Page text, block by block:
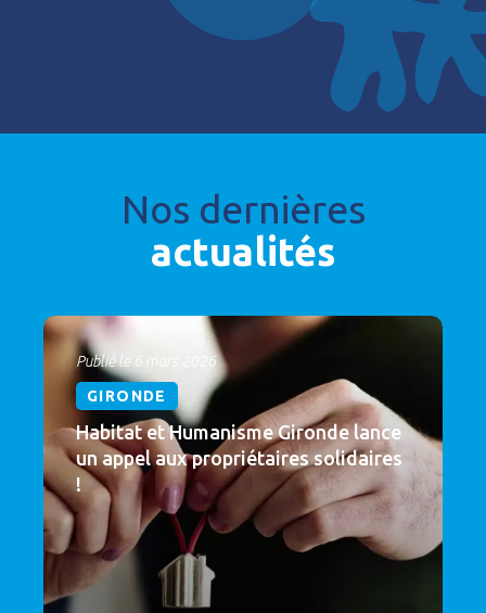
Nos dernières
actualités
Publié le 6 mars 2026
GIRONDE
Habitat et Humanisme Gironde lance
un appel aux propriétaires solidaires
!